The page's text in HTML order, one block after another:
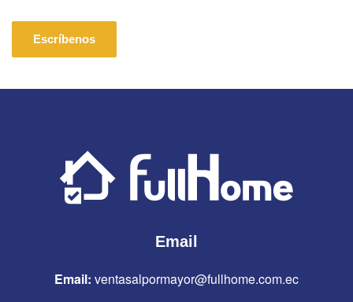
Escríbenos
Email
Email: ventasalpormayor@fullhome.com.ec